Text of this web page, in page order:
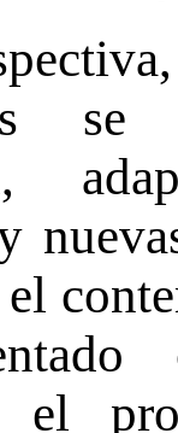
se
el